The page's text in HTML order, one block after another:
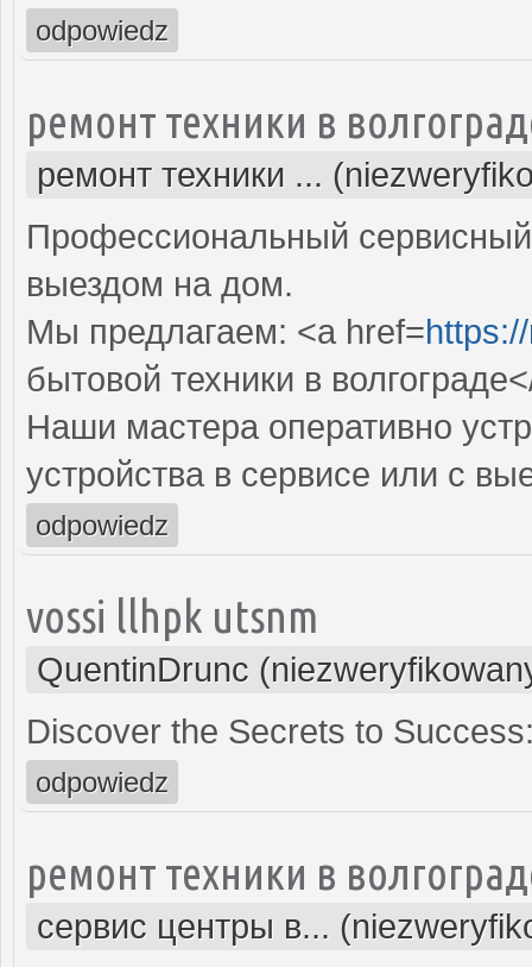
odpowiedz
ремонт техники в
ремонт техники ...
Профессиональный
выездом на дом.
Мы предлагаем: <a href=
бытовой техники в
Наши мастера оперативно
устройства в сервисе или с
odpowiedz
vossi llhpk utsnm
QuentinDrunc
Discover the Secrets to
odpowiedz
ремонт техники в
сервис центры в...